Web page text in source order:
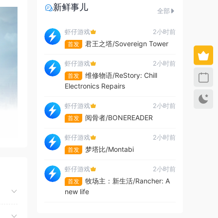
新鲜事儿 全部
虾仔游戏 2小时前
首发 君王之塔/Sovereign Tower
虾仔游戏 2小时前
首发
维修物语/ReStory: Chill
Electronics Repairs
虾仔游戏 2小时前
首发 阅骨者/BONEREADER
虾仔游戏 2小时前
首发 梦塔比/Montabi
虾仔游戏 2小时前
首发
牧场主：新生活/Rancher: A
new life